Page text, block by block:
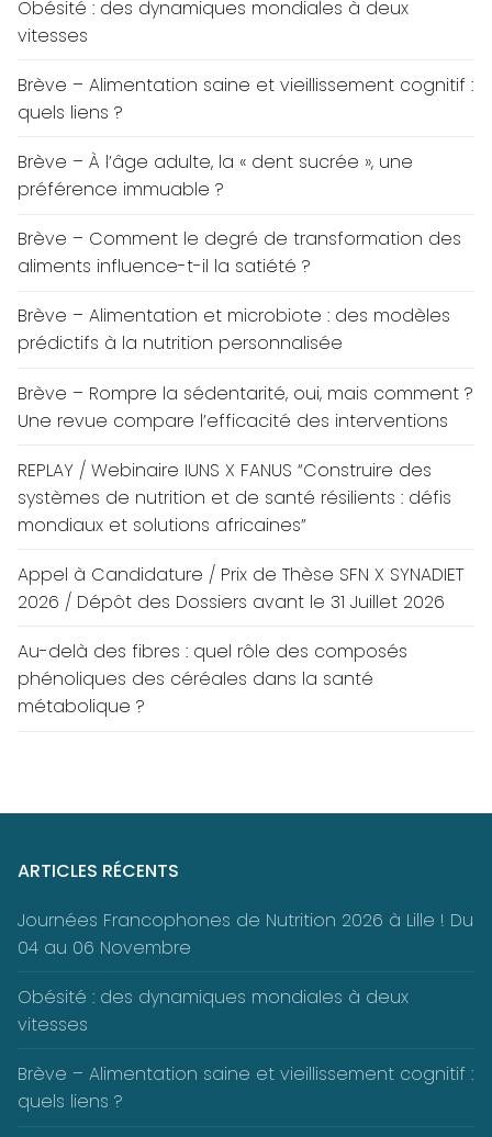
Obésité : des dynamiques mondiales à deux
vitesses
Brève – Alimentation saine et vieillissement cognitif :
quels liens ?
Brève – À l’âge adulte, la « dent sucrée », une
préférence immuable ?
Brève – Comment le degré de transformation des
aliments influence-t-il la satiété ?
Brève – Alimentation et microbiote : des modèles
prédictifs à la nutrition personnalisée
Brève – Rompre la sédentarité, oui, mais comment ?
Une revue compare l’efficacité des interventions
REPLAY / Webinaire IUNS X FANUS “Construire des
systèmes de nutrition et de santé résilients : défis
mondiaux et solutions africaines”
Appel à Candidature / Prix de Thèse SFN X SYNADIET
2026 / Dépôt des Dossiers avant le 31 Juillet 2026
Au-delà des fibres : quel rôle des composés
phénoliques des céréales dans la santé
métabolique ?
ARTICLES RÉCENTS
Journées Francophones de Nutrition 2026 à Lille ! Du
04 au 06 Novembre
Obésité : des dynamiques mondiales à deux
vitesses
Brève – Alimentation saine et vieillissement cognitif :
quels liens ?